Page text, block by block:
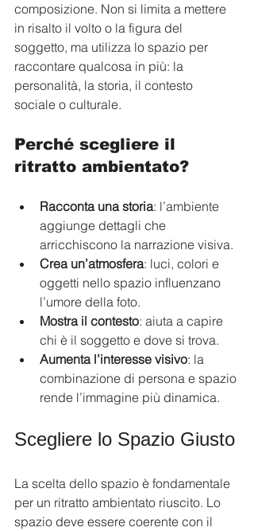
composizione. Non si limita a mettere
in risalto il volto o la figura del
soggetto, ma utilizza lo spazio per
raccontare qualcosa in più: la
personalità, la storia, il contesto
sociale o culturale.
Perché scegliere il
ritratto ambientato?
Racconta una storia: l’ambiente
aggiunge dettagli che
arricchiscono la narrazione visiva.
Crea un’atmosfera: luci, colori e
oggetti nello spazio influenzano
l’umore della foto.
Mostra il contesto: aiuta a capire
chi è il soggetto e dove si trova.
Aumenta l’interesse visivo: la
combinazione di persona e spazio
rende l’immagine più dinamica.
Scegliere lo Spazio Giusto
La scelta dello spazio è fondamentale
per un ritratto ambientato riuscito. Lo
spazio deve essere coerente con il